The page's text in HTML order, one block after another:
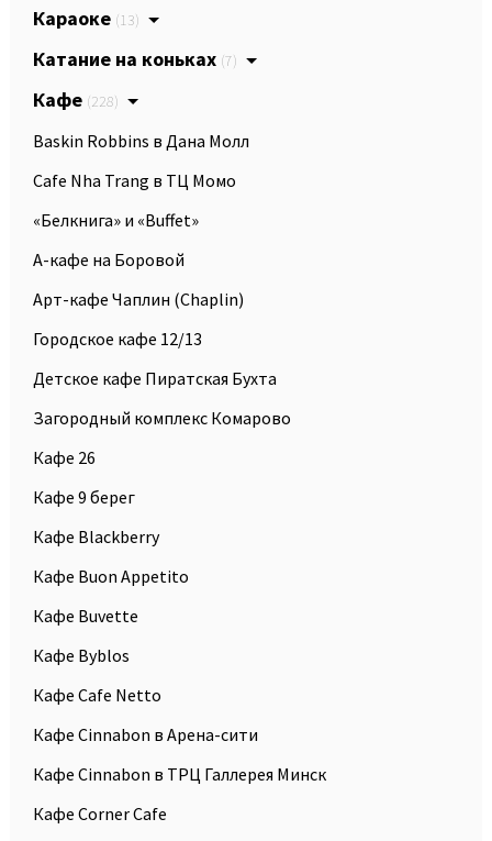
Караоке (13)
Катание на коньках (7)
Кафе (228)
Baskin Robbins в Дана Молл
Cafe Nha Trang в ТЦ Момо
«Белкнига» и «Buffet»
А-кафе на Боровой
Арт-кафе Чаплин (Chaplin)
Городское кафе 12/13
Детское кафе Пиратская Бухта
Загородный комплекс Комарово
Кафе 26
Кафе 9 берег
Кафе Blackberry
Кафе Buon Appetito
Кафе Buvette
Кафе Byblos
Кафе Cafe Netto
Кафе Cinnabon в Арена-сити
Кафе Cinnabon в ТРЦ Галлерея Минск
Кафе Corner Cafe